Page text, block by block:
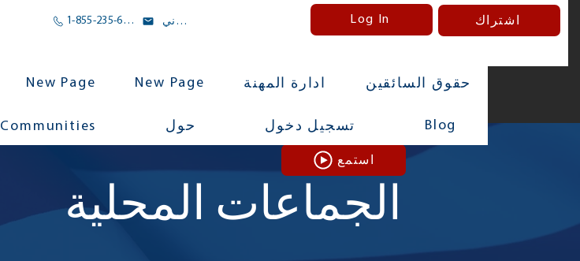
1-855-235-6500 بريد الالكتروني Log In اشتراك
New Page New Page ادارة المهنة حقوق السائقين
Communities حول تسجيل دخول Blog
الجماعات المحلية
استمع